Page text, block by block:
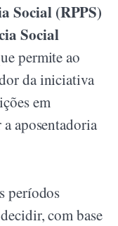
Social (RPPS)
Social
permite ao
da iniciativa
em
aposentadoria
períodos
com base